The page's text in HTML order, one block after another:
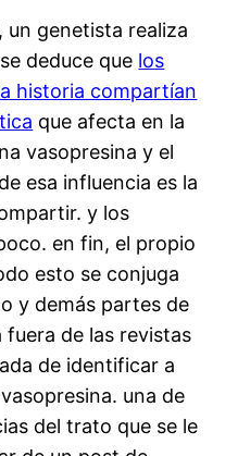
genetista realiza
deduce que los
historia compartían
que afecta en la
vasopresina y el
esa influencia es la
y los
en fin, el propio
esto se conjuga
y demás partes de
fuera de las revistas
de identificar a
una de
del trato que se le